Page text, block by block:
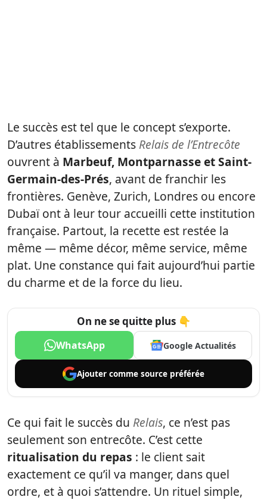
Le succès est tel que le concept s’exporte.
D’autres établissements Relais de l’Entrecôte
ouvrent à Marbeuf, Montparnasse et Saint-
Germain-des-Prés, avant de franchir les
frontières. Genève, Zurich, Londres ou encore
Dubaï ont à leur tour accueilli cette institution
française. Partout, la recette est restée la
même — même décor, même service, même
plat. Une constance qui fait aujourd’hui partie
du charme et de la force du lieu.
On ne se quitte plus 👇
WhatsApp Google Actualités
Ajouter comme source préférée
Ce qui fait le succès du Relais, ce n’est pas
seulement son entrecôte. C’est cette
ritualisation du repas : le client sait
exactement ce qu’il va manger, dans quel
ordre, et à quoi s’attendre. Un rituel simple,